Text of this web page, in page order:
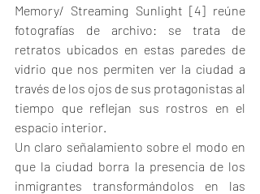
Memory/ Streaming Sunlight [4] reúne
fotografías de archivo: se trata de
retratos ubicados en estas paredes de
vidrio que nos permiten ver la ciudad a
través de los ojos de sus protagonistas al
tiempo que reflejan sus rostros en el
espacio interior.
Un claro señalamiento sobre el modo en
que la ciudad borra la presencia de los
inmigrantes transformándolos en las